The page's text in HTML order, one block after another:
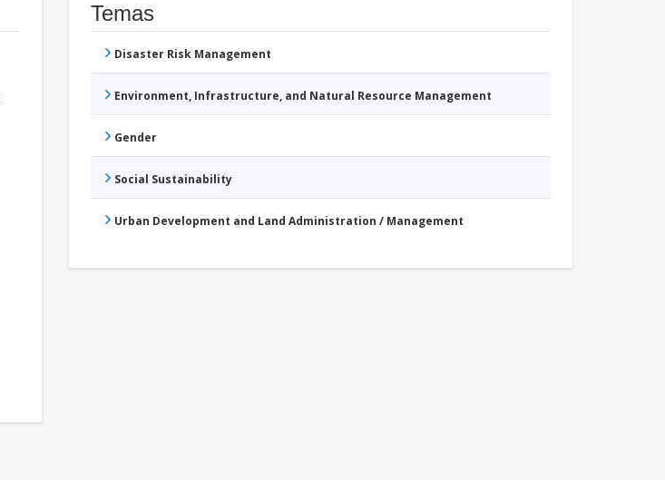
Temas
Disaster Risk Management
Environment, Infrastructure, and Natural Resource Management
Gender
Social Sustainability
Urban Development and Land Administration / Management